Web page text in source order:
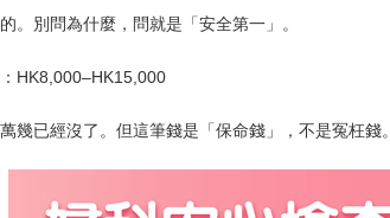
。別問為什麼，問就是「安全第一」。
HK8,000–HK15,000
幾已經沒了。但這筆錢是「保命錢」，不是冤枉錢。